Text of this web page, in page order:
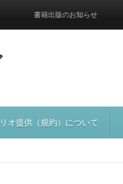
オ提供（規約）について
書籍出版のお知らせ